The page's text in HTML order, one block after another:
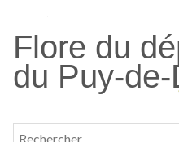
contenu
principal
Flore du
du Puy-